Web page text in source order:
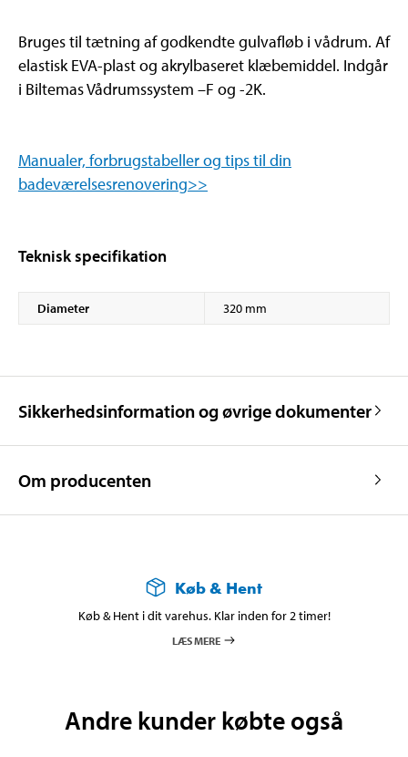
Bruges til tætning af godkendte gulvafløb i vådrum. Af
elastisk EVA-plast og akrylbaseret klæbemiddel. Indgår
i Biltemas Vådrumssystem –F og -2K.
Manualer, forbrugstabeller og tips til din
badeværelsesrenovering>>
Teknisk specifikation
Diameter 320 mm
Sikkerhedsinformation og øvrige dokumenter
Om producenten
Køb & Hent
Køb & Hent i dit varehus. Klar inden for 2 timer!
LÆS MERE
Andre kunder købte også